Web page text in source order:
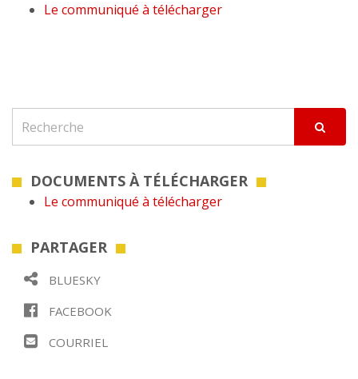
Le communiqué à télécharger
DOCUMENTS À TÉLÉCHARGER
Le communiqué à télécharger
PARTAGER
BLUESKY
FACEBOOK
COURRIEL